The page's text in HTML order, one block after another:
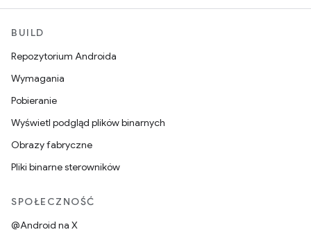
BUILD
Repozytorium Androida
Wymagania
Pobieranie
Wyświetl podgląd plików binarnych
Obrazy fabryczne
Pliki binarne sterowników
SPOŁECZNOŚĆ
@Android na X